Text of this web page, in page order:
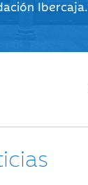
Ibercaja.